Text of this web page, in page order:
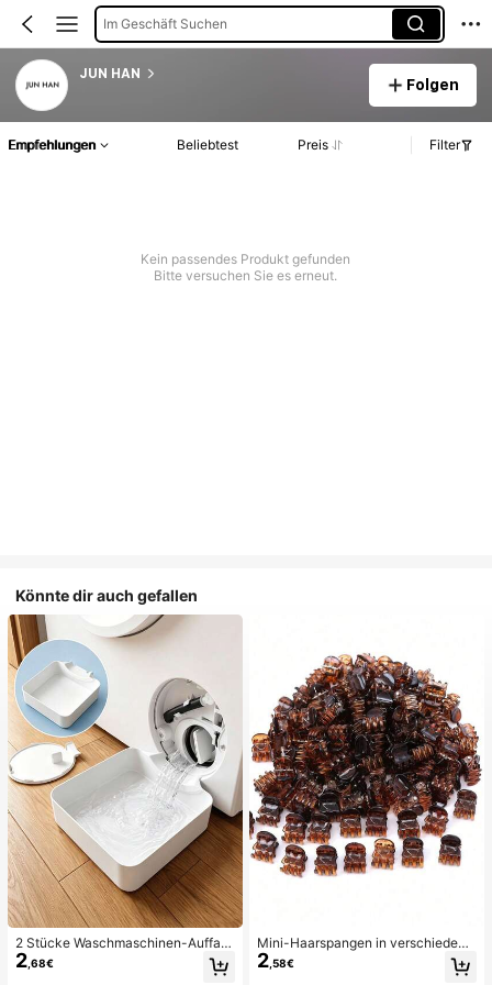
Im Geschäft Suchen
JUN HAN
Folgen
Empfehlungen Beliebtest Preis Filter
Kein passendes Produkt gefunden
Bitte versuchen Sie es erneut.
Könnte dir auch gefallen
2 Stücke Waschmaschinen-Auffan
gwanne Tropfschale, wasserdichte
Bodenschutzmatte für Waschraum,
2 ,68€
Mini-Haarspangen in verschiedene
n Farben, geeignet für Frauenfrisure
n und dekorative Haaraccessoires,
2 ,58€